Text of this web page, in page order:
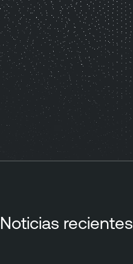
Noticias recientes